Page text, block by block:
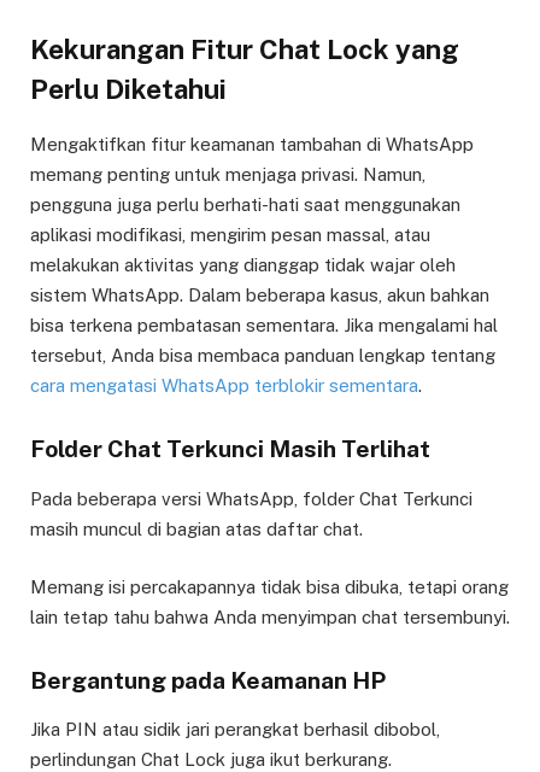
Kekurangan Fitur Chat Lock yang
Perlu Diketahui
Mengaktifkan fitur keamanan tambahan di WhatsApp
memang penting untuk menjaga privasi. Namun,
pengguna juga perlu berhati-hati saat menggunakan
aplikasi modifikasi, mengirim pesan massal, atau
melakukan aktivitas yang dianggap tidak wajar oleh
sistem WhatsApp. Dalam beberapa kasus, akun bahkan
bisa terkena pembatasan sementara. Jika mengalami hal
tersebut, Anda bisa membaca panduan lengkap tentang
cara mengatasi WhatsApp terblokir sementara.
Folder Chat Terkunci Masih Terlihat
Pada beberapa versi WhatsApp, folder Chat Terkunci
masih muncul di bagian atas daftar chat.
Memang isi percakapannya tidak bisa dibuka, tetapi orang
lain tetap tahu bahwa Anda menyimpan chat tersembunyi.
Bergantung pada Keamanan HP
Jika PIN atau sidik jari perangkat berhasil dibobol,
perlindungan Chat Lock juga ikut berkurang.